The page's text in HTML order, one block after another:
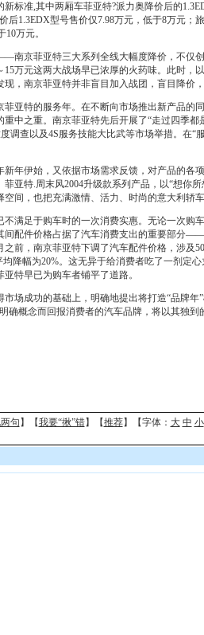
标准,其中两厢车菲亚特?派力奥降价后的
后1.3EDX型号售价仅7.98万元，低于8万元；
万元。
京菲亚特三大系列全线大幅度降价，不仅创
15万元这两大战场早已浓厚的火药味。此时，
，南京菲亚特并非盲目加入战团，盲目降价
特的服务年。在不断向市场推出新产品的
中之重。南京菲亚特先后开展了“走过四季都
调查以及4S服务技能大比武等市场举措。在“
年伊始，又依据市场需求反馈，对产品的各
亚特.周末风2004升级款系列产品，以“想你
间，也把充满激情、活力、时尚的意大利轿
足于购车时的一次消费实惠。无论一次购
间配件价格占据了汽车消费支出的重要部分
前，南京菲亚特下调了汽车配件价格，涉及
降幅为20%。这无异于给消费者吃了一剂定
特早已为购车者铺平了道路。
成功的基础上，明确地提出将打造“品牌年”
确概念而回报消费者的汽车品牌，将以其独
句 】【我要“揪”错】【推荐】【字体： 大 中 小